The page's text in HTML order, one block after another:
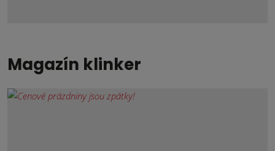
Magazín klinker